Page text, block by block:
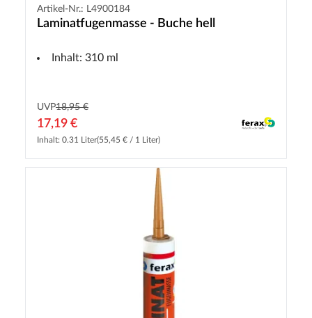
Artikel-Nr.: L4900184
Laminatfugenmasse - Buche hell
Inhalt: 310 ml
UVP18,95 €
17,19 €
Inhalt: 0.31 Liter(55,45 € / 1 Liter)